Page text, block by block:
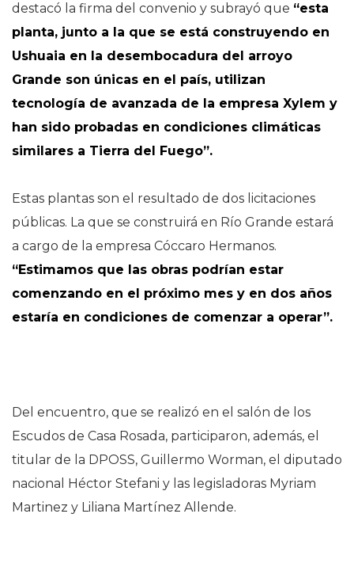
destacó la firma del convenio y subrayó que “esta
planta, junto a la que se está construyendo en
Ushuaia en la desembocadura del arroyo
Grande son únicas en el país, utilizan
tecnología de avanzada de la empresa Xylem y
han sido probadas en condiciones climáticas
similares a Tierra del Fuego”.
Estas plantas son el resultado de dos licitaciones
públicas. La que se construirá en Río Grande estará
a cargo de la empresa Cóccaro Hermanos.
“Estimamos que las obras podrían estar
comenzando en el próximo mes y en dos años
estaría en condiciones de comenzar a operar”.
Del encuentro, que se realizó en el salón de los
Escudos de Casa Rosada, participaron, además, el
titular de la DPOSS, Guillermo Worman, el diputado
nacional Héctor Stefani y las legisladoras Myriam
Martinez y Liliana Martínez Allende.